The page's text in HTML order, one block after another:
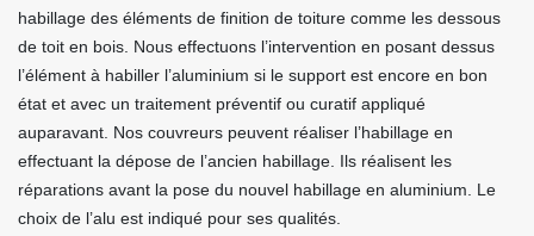
habillage des éléments de finition de toiture comme les dessous
de toit en bois. Nous effectuons l’intervention en posant dessus
l’élément à habiller l’aluminium si le support est encore en bon
état et avec un traitement préventif ou curatif appliqué
auparavant. Nos couvreurs peuvent réaliser l’habillage en
effectuant la dépose de l’ancien habillage. Ils réalisent les
réparations avant la pose du nouvel habillage en aluminium. Le
choix de l’alu est indiqué pour ses qualités.